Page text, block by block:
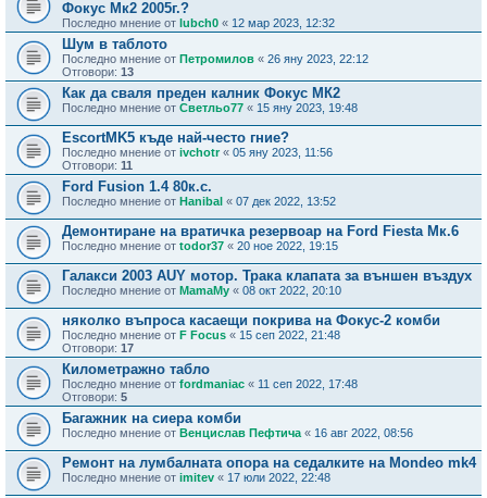
Фокус Мк2 2005г.?
Последно мнение от lubch0 « 12 мар 2023, 12:32
Шум в таблото
Последно мнение от Петромилов « 26 яну 2023, 22:12
Отговори: 13
Как да сваля преден калник Фокус МК2
Последно мнение от Светльо77 « 15 яну 2023, 19:48
EscortMK5 къде най-често гние?
Последно мнение от ivchotr« 05 яну 2023, 11:56
Отговори: 11
Ford Fusion 1.4 80к.с.
Последно мнение от Hanibal « 07 дек 2022, 13:52
Демонтиране на вратичка резервоар на Ford Fiesta Мк.6
Последно мнение от todor37 « 20 ное 2022, 19:15
Галакси 2003 AUY мотор. Трака клапата за външен въздух
Последно мнение от MamaMy « 08 окт 2022, 20:10
няколко въпроса касаещи покрива на Фокус-2 комби
Последно мнение от F Focus « 15 сеп 2022, 21:48
Отговори: 17
Километражно табло
Последно мнение от fordmaniac « 11 сеп 2022, 17:48
Отговори: 5
Багажник на сиера комби
Последно мнение от Венцислав Пефтича « 16 авг 2022, 08:56
Ремонт на лумбалната опора на седалките на Mondeo mk4
Последно мнение от imitev « 17 юли 2022, 22:48